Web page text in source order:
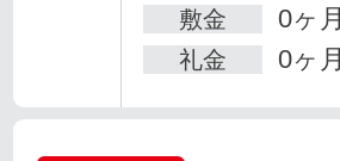
敷金 0ヶ月
礼金 0ヶ月